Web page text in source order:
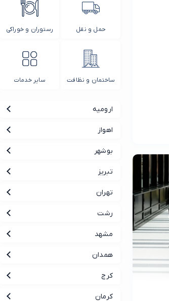
حمل و نقل رستوران و خوراکی
ساختمان و نظافت سایر خدمات
ارومیه
اهواز
بوشهر
تبریز
تهران
رشت
مشهد
همدان
کرج
کرمان